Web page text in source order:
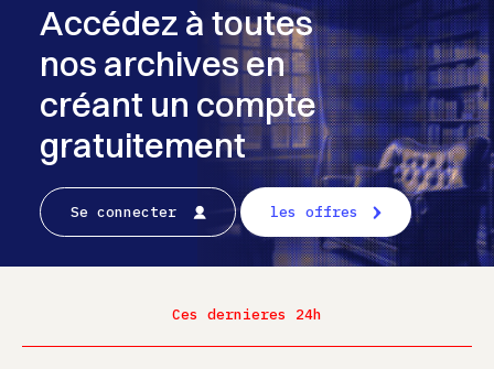
Accédez à toutes
nos archives en
créant un compte
gratuitement
Se connecter les offres
Ces dernieres 24h